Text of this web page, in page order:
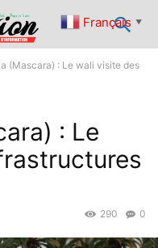
(Mascara) : Le wali visite des
: Le
0
290
Français ▼